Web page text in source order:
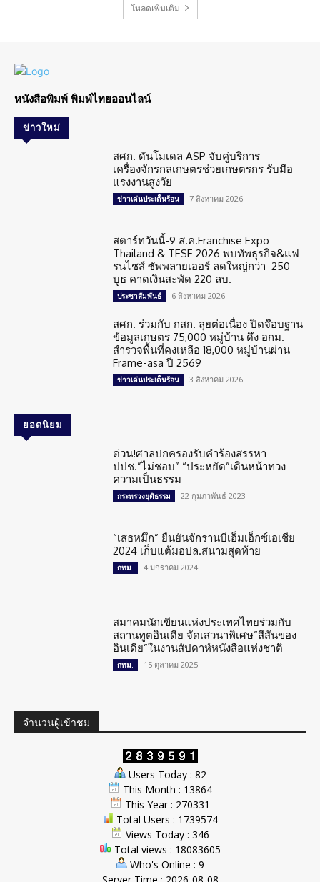
โหลดเพิ่มเติม
หนังสือพิมพ์ พิมพ์ไทยออนไลน์
ข่าวใหม่
สศก. ดันโมเดล ASP จับคู่บริการ
เครื่องจักรกลเกษตรช่วยเกษตรกร รับมือ
แรงงานสูงวัย
ข่าวเด่นประเด็นร้อน 7 สิงหาคม 2026
สตาร์ทวันนี้-9 ส.ค.Franchise Expo
Thailand & TESE 2026 พบทัพธุรกิจ&แฟ
รนไชส์ ซัพพลายเออร์ ลดใหญ่กว่า 250
บูธ คาดเงินสะพัด 220 ลบ.
ประชาสัมพันธ์ 6 สิงหาคม 2026
สศก. ร่วมกับ กสก. ลุยต่อเนื่อง ปิดจ๊อบฐาน
ข้อมูลเกษตร 75,000 หมู่บ้าน ดึง อกม.
สำรวจพื้นที่คงเหลือ 18,000 หมู่บ้านผ่าน
Frame-asa ปี 2569
ข่าวเด่นประเด็นร้อน 3 สิงหาคม 2026
ยอดนิยม
ด่วน!ศาลปกครองรับคำร้องสรรหา
ปปช.”ไม่ชอบ” “ประหยัด”เดินหน้าทวง
ความเป็นธรรม
กระทรวงยุติธรรม 22 กุมภาพันธ์ 2023
“เสธหมึก” ยืนยันจักรานบีเอ็มเอ็กซ์เอเชีย
2024 เก็บแต้มอปล.สนามสุดท้าย
กทม. 4 มกราคม 2024
สมาคมนักเขียนแห่งประเทศไทยร่วมกับ
สถานทูตอินเดีย จัดเสวนาพิเศษ”สีสันของ
อินเดีย”ในงานสัปดาห์หนังสือแห่งชาติ
กทม. 15 ตุลาคม 2025
จำนวนผู้เข้าชม
Users Today : 82
This Month : 13864
This Year : 270331
Total Users : 1739574
Views Today : 346
Total views : 18083605
Who's Online : 9